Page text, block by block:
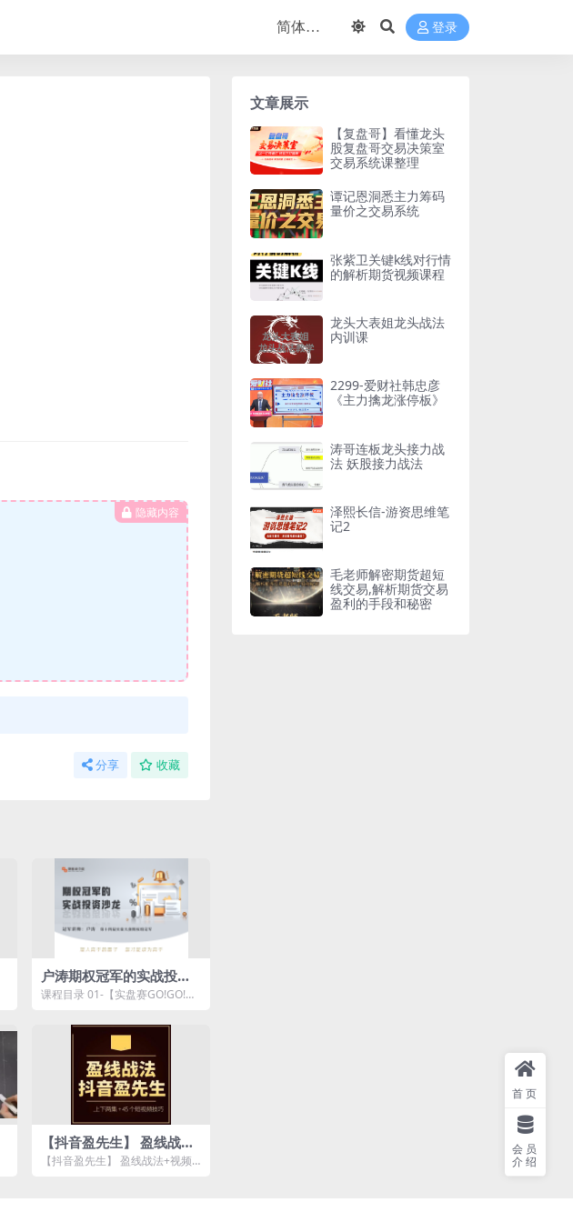
登录
隐藏内容
分享 收藏
户涛期权冠军的实战投资
沙龙（2022年）
课程目录 01-【实盘赛GO!GO!G
【抖音盈先生】 盈线战法
+视频+公式
【抖音盈先生】 盈线战法+视频
文章展示
【复盘哥】看懂龙头
股复盘哥交易决策室
交易系统课整理
谭记恩洞悉主力筹码
量价之交易系统
张紫卫关键k线对行情
的解析期货视频课程
龙头大表姐龙头战法
内训课
2299-爱财社韩忠彦
《主力擒龙涨停板》
涛哥连板龙头接力战
法 妖股接力战法
泽熙长信-游资思维笔
记2
毛老师解密期货超短
线交易,解析期货交易
盈利的手段和秘密
首页
会员
介绍